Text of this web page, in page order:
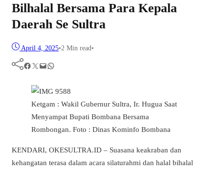
Bilhalal Bersama Para Kepala
Daerah Se Sultra
April 4, 2025•2 Min read•
Facebook Twitter Mail WhatsApp
Ketgam : Wakil Gubernur Sultra, Ir. Hugua Saat
Menyampat Bupati Bombana Bersama
Rombongan. Foto : Dinas Kominfo Bombana
KENDARI, OKESULTRA.ID – Suasana keakraban dan
kehangatan terasa dalam acara silaturahmi dan halal bihalal